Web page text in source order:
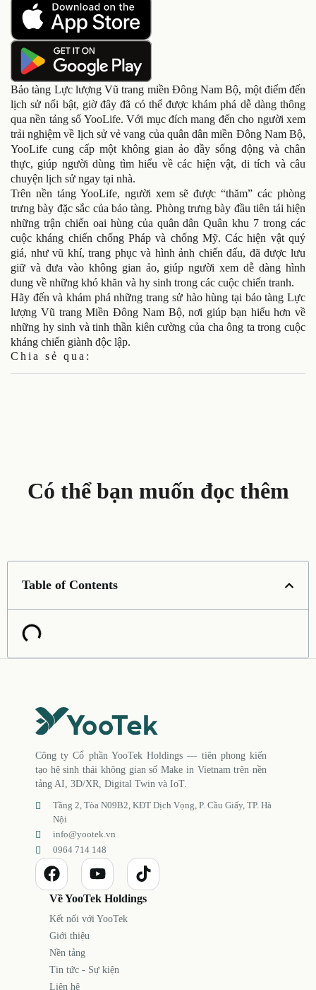
Bảo tàng Lực lượng Vũ trang miền Đông Nam Bộ, một điểm đến
lịch sử nổi bật, giờ đây đã có thể được khám phá dễ dàng thông
qua nền tảng số YooLife. Với mục đích mang đến cho người xem
trải nghiệm về lịch sử vẻ vang của quân dân miền Đông Nam Bộ,
YooLife cung cấp một không gian ảo đầy sống động và chân
thực, giúp người dùng tìm hiểu về các hiện vật, di tích và câu
chuyện lịch sử ngay tại nhà.
Trên nền tảng YooLife, người xem sẽ được “thăm” các phòng
trưng bày đặc sắc của bảo tàng. Phòng trưng bày đầu tiên tái hiện
những trận chiến oai hùng của quân dân Quân khu 7 trong các
cuộc kháng chiến chống Pháp và chống Mỹ. Các hiện vật quý
giá, như vũ khí, trang phục và hình ảnh chiến đấu, đã được lưu
giữ và đưa vào không gian ảo, giúp người xem dễ dàng hình
dung về những khó khăn và hy sinh trong các cuộc chiến tranh.
Hãy đến và khám phá những trang sử hào hùng tại bảo tàng Lực
lượng Vũ trang Miền Đông Nam Bộ, nơi giúp bạn hiểu hơn về
những hy sinh và tinh thần kiên cường của cha ông ta trong cuộc
kháng chiến giành độc lập.
Chia sẻ qua:
Có thể bạn muốn đọc thêm
Table of Contents
Công ty Cổ phần YooTek Holdings — tiên phong kiến
tạo hệ sinh thái không gian số Make in Vietnam trên nền
tảng AI, 3D/XR, Digital Twin và IoT.
Tầng 2, Tòa N09B2, KĐT Dịch Vọng, P. Cầu Giấy, TP. Hà
Nội
info@yootek.vn
0964 714 148
Về YooTek Holdings
Kết nối với YooTek
Giới thiệu
Nền tảng
Tin tức - Sự kiện
Liên hệ